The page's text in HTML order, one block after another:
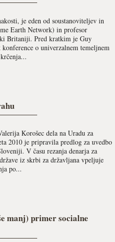
je eden od soustanoviteljev in
Earth Network) in profesor
Britaniji. Pred kratkim je Guy
o univerzalnem temeljnem
Korošec dela na Uradu za
2010 je pripravila predlog za uvedbo
V času rezanja denarja za
iz skrbi za državljana vpeljuje
po...
manj) primer socialne